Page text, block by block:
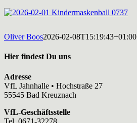
Oliver Boos2026-02-08T15:19:43+01:00
Hier findest Du uns
Adresse
VfL Jahnhalle • Hochstraße 27
55545 Bad Kreuznach
VfL-Geschäftsstelle
Tel. 0671-32278